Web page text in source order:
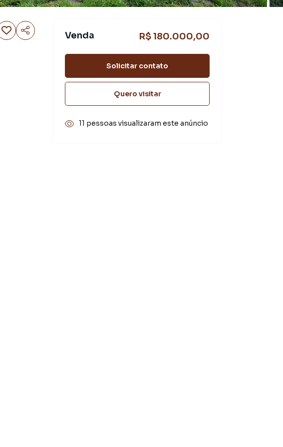
Venda R$ 180.000,00
Solicitar contato
Quero visitar
11 pessoas visualizaram este anúncio